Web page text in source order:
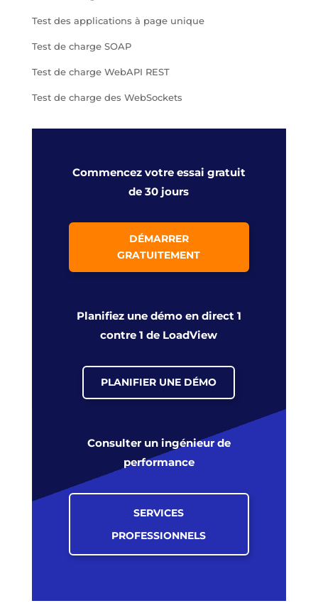
Test des applications à page unique
Test de charge SOAP
Test de charge WebAPI REST
Test de charge des WebSockets
Commencez votre essai gratuit
de 30 jours
DÉMARRER
GRATUITEMENT
Planifiez une démo en direct 1
contre 1 de LoadView
PLANIFIER UNE DÉMO
Consulter un ingénieur de
performance
SERVICES
PROFESSIONNELS